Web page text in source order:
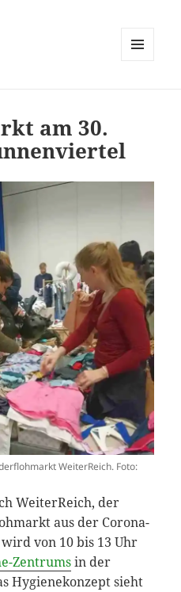
am 30.
WeiterReich. Foto:
WeiterReich, der
aus der Corona-
von 10 bis 13 Uhr
Zentrumsin der
Hygienekonzept sieht